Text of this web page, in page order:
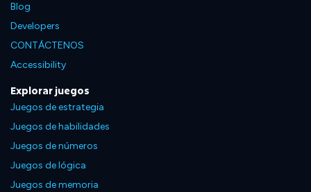
Blog
Developers
CONTÁCTENOS
Accessibility
Explorar juegos
Juegos de estrategia
Juegos de habilidades
Juegos de números
Juegos de lógica
Juegos de memoria